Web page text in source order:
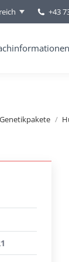
+43
Genetikpakete